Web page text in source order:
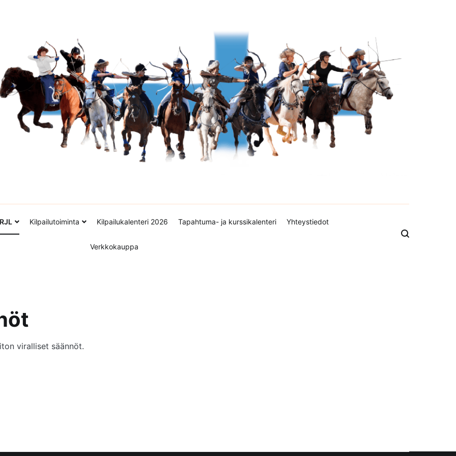
Kilpailutoiminta Kilpailukalenteri 2026 Tapahtuma- ja kurssikalenteri Yhteystiedot
Verkkokauppa
viralliset säännöt.